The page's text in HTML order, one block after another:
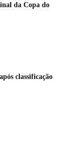
da Copa do
classificação